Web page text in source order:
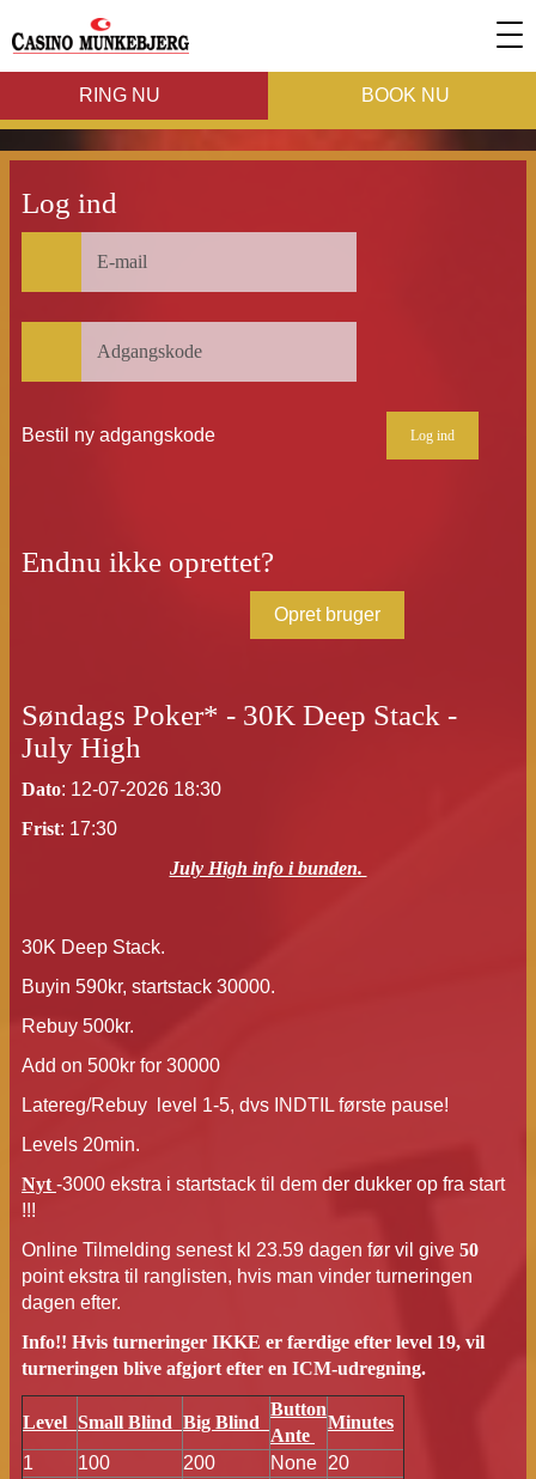
RING NU
BOOK NU
POKER
ARRANGEMENTER
Log ind
Bestil ny adgangskode
alone
Endnu ikke oprettet?
Opret bruger
Søndags Poker* - 30K Deep Stack -
July High
Dato: 12-07-2026 18:30
Frist: 17:30
July High info i bunden.
30K Deep Stack.
Buyin 590kr, startstack 30000.
Rebuy 500kr.
Add on 500kr for 30000
Latereg/Rebuy level 1-5, dvs INDTIL første pause!
Levels 20min.
Nyt -3000 ekstra i startstack til dem der dukker op fra start
!!!
Online Tilmelding senest kl 23.59 dagen før vil give 50
point ekstra til ranglisten, hvis man vinder turneringen
dagen efter.
Info!! Hvis turneringer IKKE er færdige efter level 19, vil
turneringen blive afgjort efter en ICM-udregning.
Level Small Blind Big Blind
Button
Ante
Minutes
1
100 200 None 20